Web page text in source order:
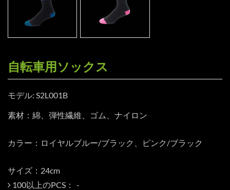
自転車用ソックス
モデル: S2L001B
素材：綿、弾性繊維、ゴム、ナイロン
カラー：ロイヤルブルー/ブラック、ピンク/ブラック
サイズ：24cm
100以上のPCS：